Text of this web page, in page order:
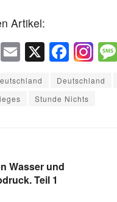
Artikel:
Li E
m
ail
X F
a
c
e
Deutschland
Stunde Nichts
Wasser und
Teil 1